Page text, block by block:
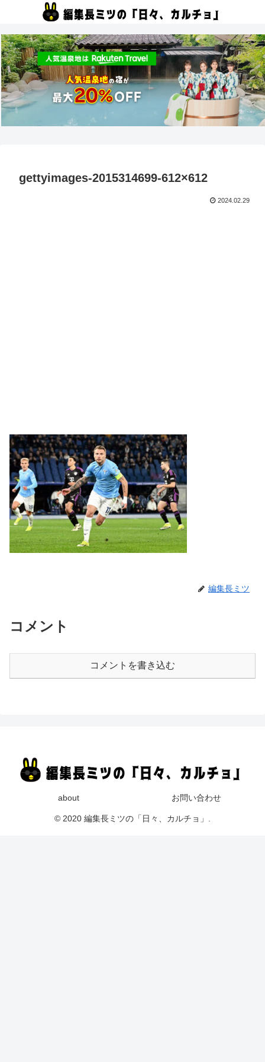
gettyimages-2015314699-612×612
2024.02.29
編集長ミツ
コメント
コメントを書き込む
about お問い合わせ
© 2020 編集長ミツの「日々、カルチョ」.